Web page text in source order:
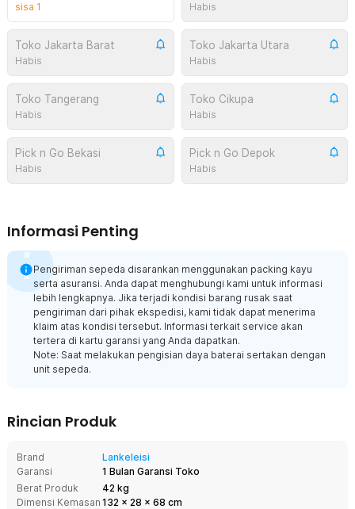
sisa 1 Habis
Toko Jakarta Barat
Habis
Toko Jakarta Utara
Habis
Toko Tangerang
Habis
Toko Cikupa
Habis
Pick n Go Bekasi
Habis
Pick n Go Depok
Habis
Informasi Penting
Pengiriman sepeda disarankan menggunakan packing kayu
serta asuransi. Anda dapat menghubungi kami untuk informasi
lebih lengkapnya. Jika terjadi kondisi barang rusak saat
pengiriman dari pihak ekspedisi, kami tidak dapat menerima
klaim atas kondisi tersebut. Informasi terkait service akan
tertera di kartu garansi yang Anda dapatkan.
Note: Saat melakukan pengisian daya baterai sertakan dengan
unit sepeda.
Rincian Produk
Brand
Lankeleisi
Garansi
1 Bulan Garansi Toko
Berat Produk
42 kg
Dimensi Kemasan 132 x 28 x 68 cm